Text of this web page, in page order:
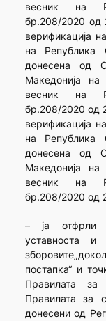
весник на
бр.208/2020 од
верификација
на Република
донесена од
Македонија
весник на
бр.208/2020 од
верификација
на Република
донесена од
Македонија
весник на
бр.208/2020 од
– ја отфрли
уставноста
постапка“ и
Правилата
Правилата за
донесени од